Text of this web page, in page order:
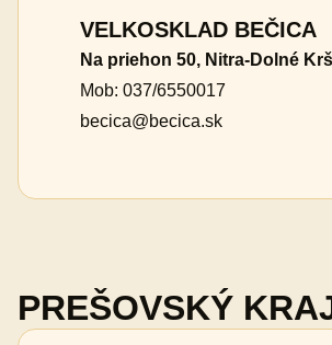
VELKOSKLAD BEČICA
Na priehon 50, Nitra-Dolné
Mob: 037/6550017
becica@becica.sk
PREŠOVSKÝ